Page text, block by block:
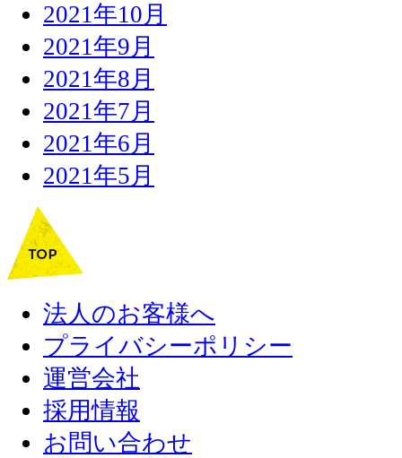
2021年10月
2021年9月
2021年8月
2021年7月
2021年6月
2021年5月
法人のお客様へ
プライバシーポリシー
運営会社
採用情報
お問い合わせ